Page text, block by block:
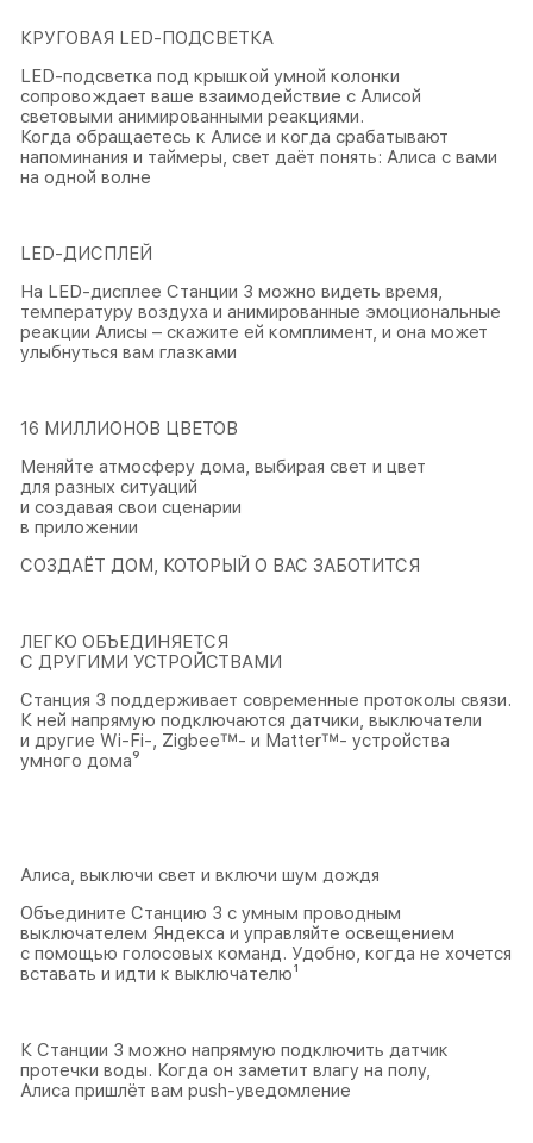
КРУГОВАЯ LED-ПОДСВЕТКА
LED-подсветка под крышкой умной колонки
сопровождает ваше взаимодействие с Алисой
световыми анимированными реакциями.
Когда обращаетесь к Алисе и когда срабатывают
напоминания и таймеры, свет даёт понять: Алиса с вами
на одной волне
LED-ДИСПЛЕЙ
На LED-дисплее Станции 3 можно видеть время,
температуру воздуха и анимированные эмоциональные
реакции Алисы – скажите ей комплимент, и она может
улыбнуться вам глазками
16 МИЛЛИОНОВ ЦВЕТОВ
Меняйте атмосферу дома, выбирая свет и цвет
для разных ситуаций
и создавая свои сценарии
в приложении
СОЗДАЁТ ДОМ, КОТОРЫЙ О ВАС ЗАБОТИТСЯ
ЛЕГКО ОБЪЕДИНЯЕТСЯ
С ДРУГИМИ УСТРОЙСТВАМИ
Станция 3 поддерживает современные протоколы связи.
К ней напрямую подключаются датчики, выключатели
и другие Wi-Fi-, Zigbee™- и Matter™- устройства
умного дома⁹
Алиса, выключи свет и включи шум дождя
Объедините Станцию 3 с умным проводным
выключателем Яндекса и управляйте освещением
с помощью голосовых команд. Удобно, когда не хочется
вставать и идти к выключателю¹
К Станции 3 можно напрямую подключить датчик
протечки воды. Когда он заметит влагу на полу,
Алиса пришлёт вам push-уведомление